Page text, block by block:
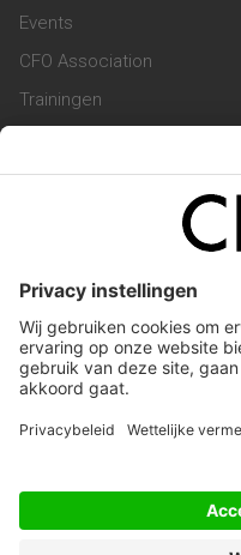
Events
CFO Association
Trainingen
Vacatures
Service & Contact
Werken bij ons
Privacy Statement
Algemene Voorwaarden